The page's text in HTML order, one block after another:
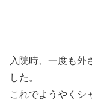
入院時、一度も外
した。
これでようやくシ